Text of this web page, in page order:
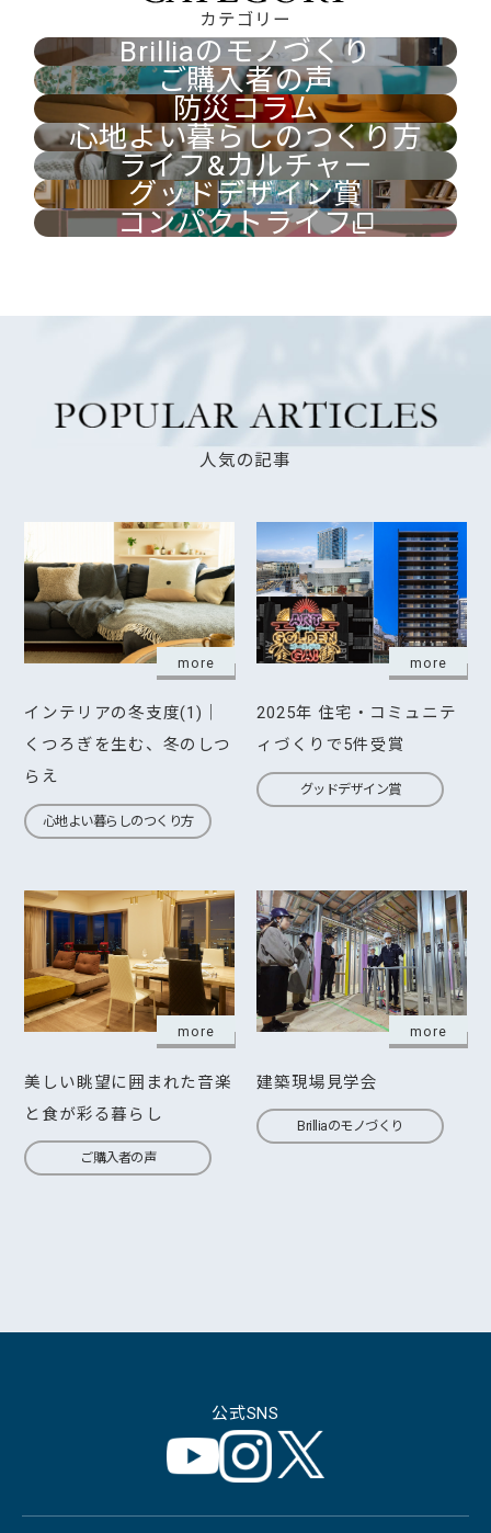
カテゴリー
Brilliaのモノづくり
ご購入者の声
防災コラム
心地よい暮らしのつくり方
ライフ&カルチャー
グッドデザイン賞
コンパクトライフ
人気の記事
more
インテリアの冬支度(1)｜
くつろぎを生む、冬のしつ
らえ
心地よい暮らしのつくり方
more
2025年 住宅・コミュニテ
ィづくりで5件受賞
グッドデザイン賞
more
美しい眺望に囲まれた音楽
と食が彩る暮らし
ご購入者の声
more
建築現場見学会
Brilliaのモノづくり
公式SNS